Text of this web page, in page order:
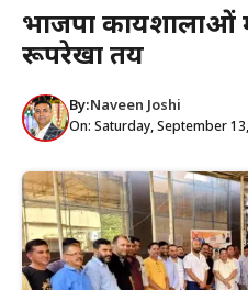
भाजपा
रूपरेखा तय
By:Naveen Joshi
On: Saturday, September